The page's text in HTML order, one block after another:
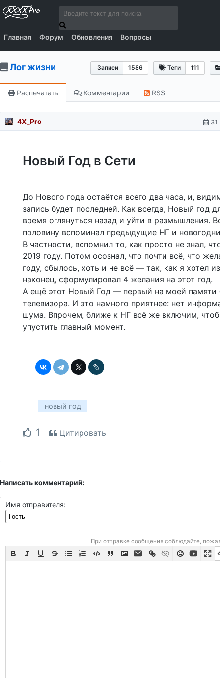
Главная Форум Обновления Вопросы
Записи 1586 Теги 111
Лог жизни
Распечатать Комментарии RSS
4X_Pro 31
Новый Год в Сети
До Нового года остаётся всего два часа, и,
запись будет последней. Как всегда, Новый год
время оглянуться назад и уйти в размышления.
половину вспоминал предыдущие НГ и
В частности, вспомнил то, как просто не знал,
2019 году. Потом осознал, что почти всё, что
году, сбылось, хоть и не всё — так, как я хотел
наконец, сформулировал 4 желания на этот год.
А ещё этот Новый Год — первый на моей памяти
телевизора. И это намного приятнее: нет
шума. Впрочем, ближе к НГ всё же включим,
упустить главный момент.
новый год
1 Цитировать
Написать комментарий:
Имя отправителя:
При отправке сообщения соблюдайте,